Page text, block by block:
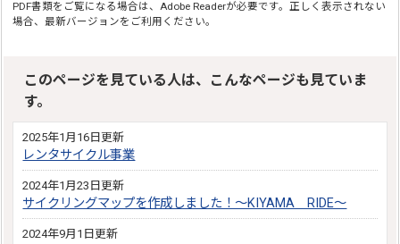
PDF書類をご覧になる場合は、Adobe Readerが必要です。正しく表示されない
場合、最新バージョンをご利用ください。
このページを見ている人は、こんなページも見ていま
す。
2025年1月16日更新
レンタサイクル事業
2024年1月23日更新
サイクリングマップを作成しました！～KIYAMA RIDE～
2024年9月1日更新